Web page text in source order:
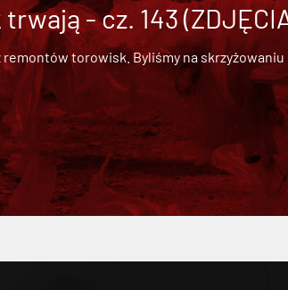
- cz. 143
torowisk. Byliśmy na